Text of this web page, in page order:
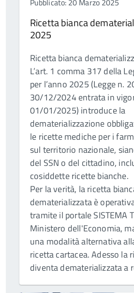
Pubblicato: 20 Marzo 2025
Ricetta bianca
2025
Ricetta bianca
L’art. 1 comma 317 della
per l’anno 2025 (Legge n.
30/12/2024 entrata in
01/01/2025) introduce la
dematerializzazione
le ricette mediche per i
sul territorio nazionale,
del SSN o del cittadino,
cosiddette ricette bianche.
Per la verità, la ricetta
dematerializzata è
tramite il portale SISTEMA
Ministero dell'Economia,
una modalità alternativa
ricetta cartacea. Adesso la
diventa dematerializzata a